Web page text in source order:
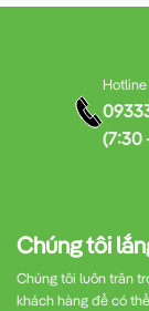
Chúng tôi
Chúng tôi luôn trân
khách hàng để có
Hotline
(7:30